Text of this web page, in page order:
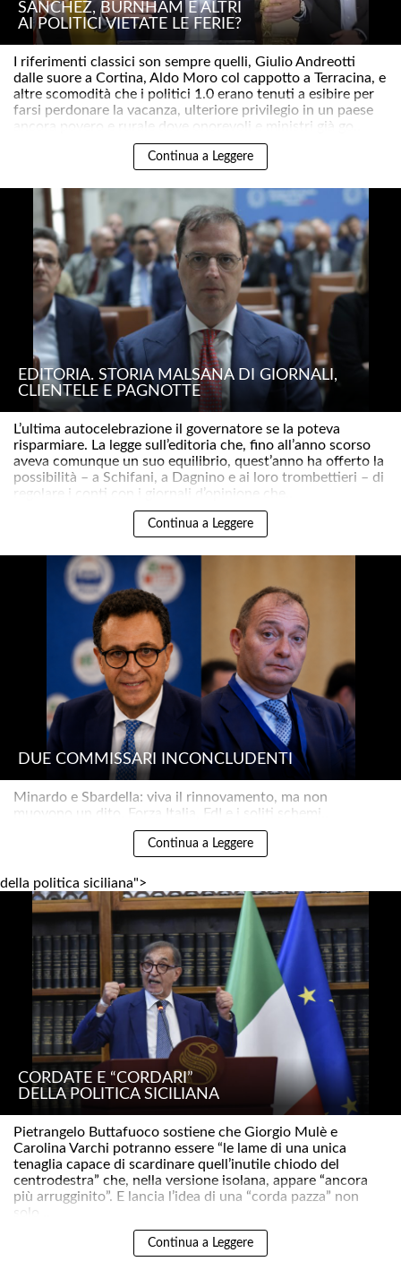
SÁNCHEZ, BURNHAM E ALTRI
AI POLITICI VIETATE LE FERIE?
I riferimenti classici son sempre quelli, Giulio Andreotti
dalle suore a Cortina, Aldo Moro col cappotto a Terracina, e
altre scomodità che i politici 1.0 erano tenuti a esibire per
farsi perdonare la vacanza, ulteriore privilegio in un paese
ancora povero e rurale dove onorevoli e ministri già go..
Continua a Leggere
EDITORIA. STORIA MALSANA DI GIORNALI,
CLIENTELE E PAGNOTTE
L’ultima autocelebrazione il governatore se la poteva
risparmiare. La legge sull’editoria che, fino all’anno scorso
aveva comunque un suo equilibrio, quest’anno ha offerto la
possibilità – a Schifani, a Dagnino e ai loro trombettieri – di
regolare i conti con i giornali d’opinione che..
Continua a Leggere
DUE COMMISSARI INCONCLUDENTI
Minardo e Sbardella: viva il rinnovamento, ma non
muovono un dito. Forza Italia, FdI e i soliti schemi..
Continua a Leggere
della politica siciliana">
CORDATE E “CORDARI”
DELLA POLITICA SICILIANA
Pietrangelo Buttafuoco sostiene che Giorgio Mulè e
Carolina Varchi potranno essere “le lame di una unica
tenaglia capace di scardinare quell’inutile chiodo del
centrodestra” che, nella versione isolana, appare “ancora
più arrugginito”. E lancia l’idea di una “corda pazza” non
solo ..
Continua a Leggere